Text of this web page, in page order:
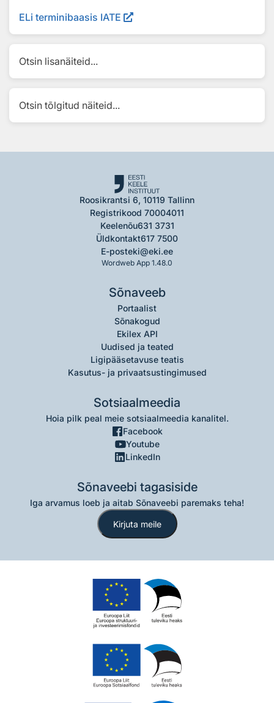
ELi terminibaasis IATE
Otsin lisanäiteid...
Otsin tõlgitud näiteid...
Roosikrantsi 6, 10119 Tallinn
Registrikood 70004011
Keelenõu631 3731
Üldkontakt617 7500
E-posteki@eki.ee
Wordweb App 1.48.0
Sõnaveeb
Portaalist
Sõnakogud
Ekilex API
Uudised ja teated
Ligipääsetavuse teatis
Kasutus- ja privaatsustingimused
Sotsiaalmeedia
Hoia pilk peal meie sotsiaalmeedia kanalitel.
Facebook
Youtube
LinkedIn
Sõnaveebi tagasiside
Iga arvamus loeb ja aitab Sõnaveebi paremaks teha!
Kirjuta meile